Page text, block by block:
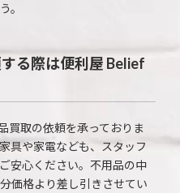
。
る際は便利屋 Belief
買取の依頼を承っておりま
具や家電なども、スタッフ
安心ください。不用品の中
価格より差し引きさせてい